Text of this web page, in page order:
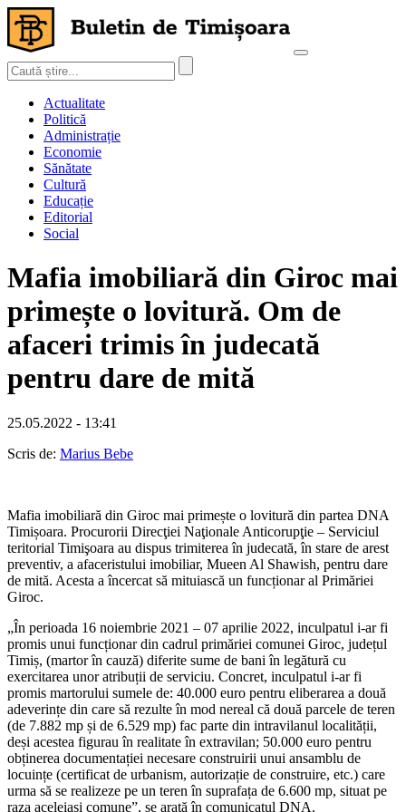
Actualitate
Politică
Administrație
Economie
Sănătate
Cultură
Educație
Editorial
Social
Mafia imobiliară din Giroc mai
primește o lovitură. Om de
afaceri trimis în judecată
pentru dare de mită
25.05.2022 - 13:41
Scris de: Marius Bebe
Mafia imobiliară din Giroc mai primește o lovitură din partea DNA
Timișoara. Procurorii Direcţiei Naţionale Anticorupţie – Serviciul
teritorial Timişoara au dispus trimiterea în judecată, în stare de arest
preventiv, a afaceristului imobiliar, Mueen Al Shawish, pentru dare
de mită. Acesta a încercat să mituiască un funcționar al Primăriei
Giroc.
„În perioada 16 noiembrie 2021 – 07 aprilie 2022, inculpatul i-ar fi
promis unui funcționar din cadrul primăriei comunei Giroc, județul
Timiș, (martor în cauză) diferite sume de bani în legătură cu
exercitarea unor atribuții de serviciu. Concret, inculpatul i-ar fi
promis martorului sumele de: 40.000 euro pentru eliberarea a două
adeverințe din care să rezulte în mod nereal că două parcele de teren
(de 7.882 mp și de 6.529 mp) fac parte din intravilanul localității,
deși acestea figurau în realitate în extravilan; 50.000 euro pentru
obținerea documentației necesare construirii unui ansamblu de
locuințe (certificat de urbanism, autorizație de construire, etc.) care
urma să se realizeze pe un teren în suprafața de 6.600 mp, situat pe
raza aceleiași comune”, se arată în comunicatul DNA.